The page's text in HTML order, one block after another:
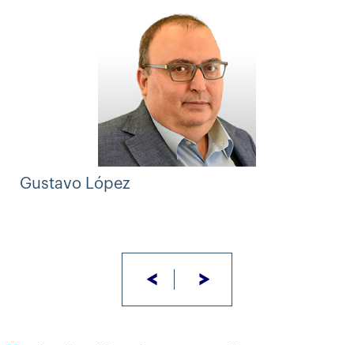
cuyo plan de estudios (pensum), impartición y
evaluación cumplen los criterios de calidad académica
Espacio Europeo de Educación Superior
Gustavo López
< >